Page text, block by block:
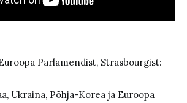
Parlamendist, Strasbourgist:
Ukraina, Põhja-Korea ja Euroopa